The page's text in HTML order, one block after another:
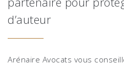
d’auteur
Arénaire Avocats vous